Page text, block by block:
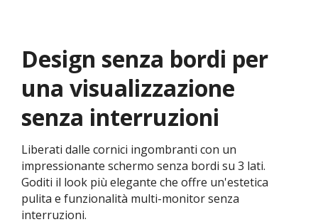
Design senza bordi per
una visualizzazione
senza interruzioni
Liberati dalle cornici ingombranti con un
impressionante schermo senza bordi su 3 lati.
Goditi il look più elegante che offre un'estetica
pulita e funzionalità multi-monitor senza
interruzioni.